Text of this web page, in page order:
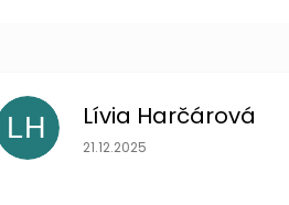
LH Lívia Harčárová
Hodnotenie obchodu je 5
21.12.2025